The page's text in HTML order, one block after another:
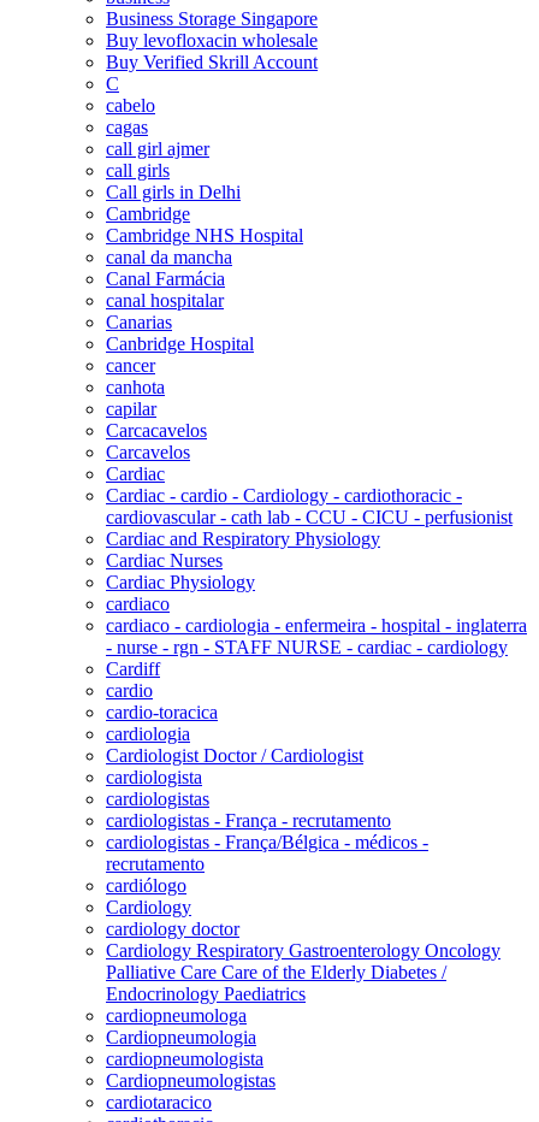
Business Storage Singapore
Buy levofloxacin wholesale
Buy Verified Skrill Account
C
cabelo
cagas
call girl ajmer
call girls
Call girls in Delhi
Cambridge
Cambridge NHS Hospital
canal da mancha
Canal Farmácia
canal hospitalar
Canarias
Canbridge Hospital
cancer
canhota
capilar
Carcacavelos
Carcavelos
Cardiac
Cardiac - cardio - Cardiology - cardiothoracic -
cardiovascular - cath lab - CCU - CICU - perfusionist
Cardiac and Respiratory Physiology
Cardiac Nurses
Cardiac Physiology
cardiaco
cardiaco - cardiologia - enfermeira - hospital - inglaterra
- nurse - rgn - STAFF NURSE - cardiac - cardiology
Cardiff
cardio
cardio-toracica
cardiologia
Cardiologist Doctor / Cardiologist
cardiologista
cardiologistas
cardiologistas - França - recrutamento
cardiologistas - França/Bélgica - médicos -
recrutamento
cardiólogo
Cardiology
cardiology doctor
Cardiology Respiratory Gastroenterology Oncology
Palliative Care Care of the Elderly Diabetes /
Endocrinology Paediatrics
cardiopneumologa
Cardiopneumologia
cardiopneumologista
Cardiopneumologistas
cardiotaracico